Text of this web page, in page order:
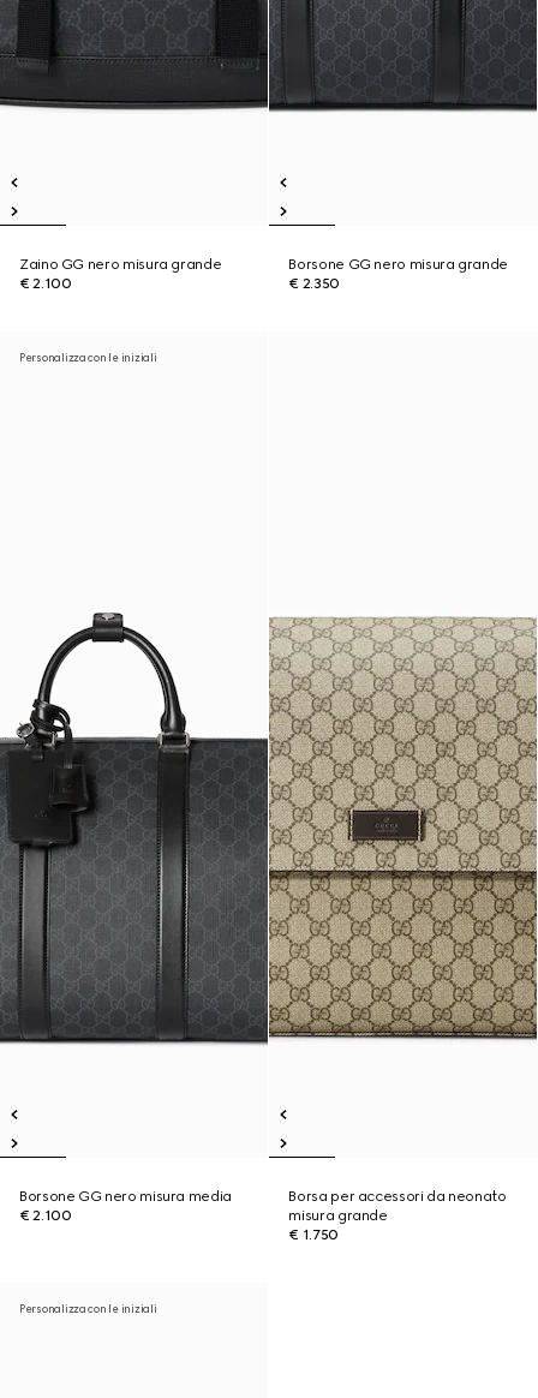
Zaino GG nero misura grande
€ 2.100
Borsone GG nero misura grande
€ 2.350
Personalizza con le iniziali
Borsone GG nero misura media
€ 2.100
Borsa per accessori da neonato
misura grande
€ 1.750
Personalizza con le iniziali